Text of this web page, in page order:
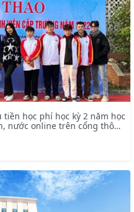
học phí học kỳ 2 năm học
nước online trên cổng thông